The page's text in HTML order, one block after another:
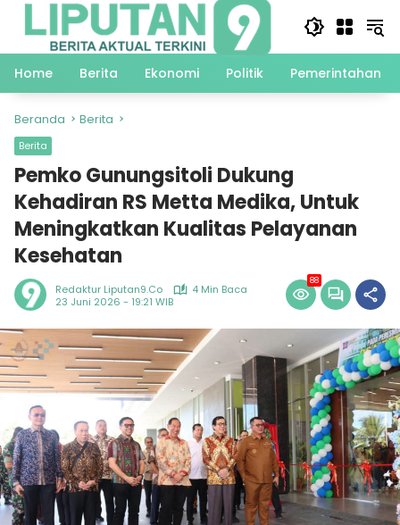
Langsung
Home
Berita Ekonomi Politik Pemerintahan
Beranda Berita
Berita
Pemko Gunungsitoli Dukung
Kehadiran RS Metta Medika, Untuk
Meningkatkan Kualitas Pelayanan
Kesehatan
Redaktur Liputan9.co
4 Min Baca
23 Juni 2026 - 19:21 WIB
88